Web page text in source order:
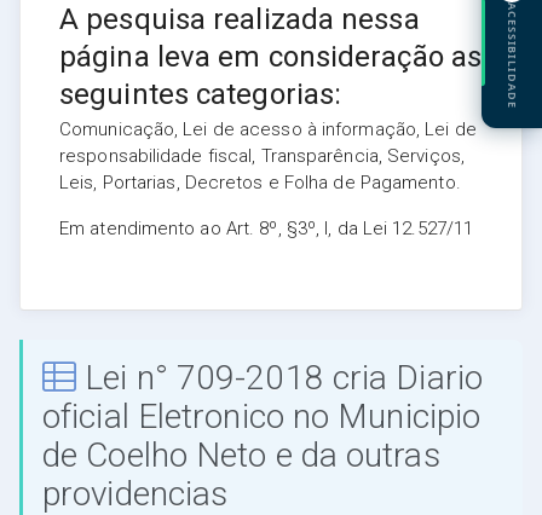
A pesquisa realizada nessa
página leva em consideração as
seguintes categorias:
Comunicação, Lei de acesso à informação, Lei de
responsabilidade fiscal, Transparência, Serviços,
Leis, Portarias, Decretos e Folha de Pagamento.
Em atendimento ao Art. 8º, §3º, I, da Lei 12.527/11
Lei n° 709-2018 cria Diario
oficial Eletronico no Municipio
de Coelho Neto e da outras
providencias
ACESSIBILIDADE